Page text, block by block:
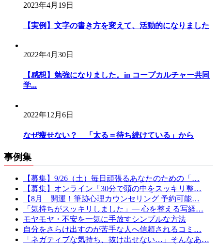
2023年4月19日
【実例】文字の書き方を変えて、活動的になりました
2022年4月30日
【感想】勉強になりました。in コープカルチャー共同
学...
2022年12月6日
なぜ痩せない？ 「太る＝待ち続けている」から
事例集
【募集】9/26（土）毎日頑張るあなたのための「…
【募集】オンライン「30分で頭の中をスッキリ整…
【8月 開運！筆跡心理カウンセリング 予約可能…
「気持ちがスッキリしました」— 心を整える写経…
モヤモヤ・不安を一気に手放すシンプルな方法
自分をさらけ出すのが苦手な人へ信頼されるコミ…
「ネガティブな気持ち、抜け出せない…」そんなあ…